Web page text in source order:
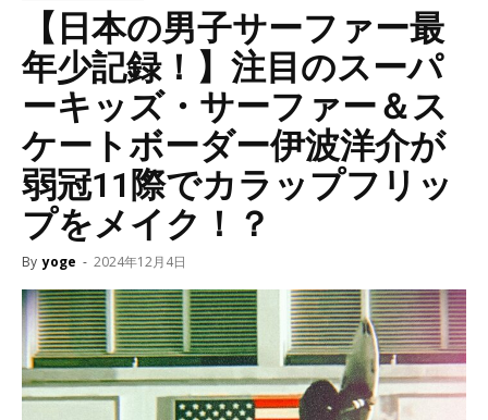
【日本の男子サーファー最
年少記録！】注目のスーパ
ーキッズ・サーファー＆ス
ケートボーダー伊波洋介が
弱冠11際でカラップフリッ
プをメイク！？
By yoge - 2024年12月4日